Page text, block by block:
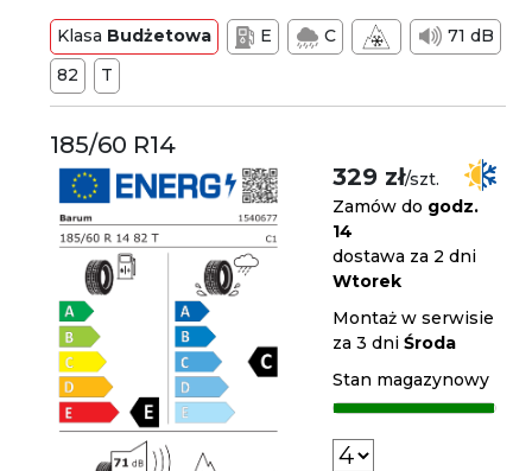
Klasa Budżetowa E C
71 dB
82
T
185/60 R14
329 zł/szt.
Zamów do godz.
14
dostawa za 2 dni
Wtorek
Montaż w serwisie
za 3 dniŚroda
Stan magazynowy